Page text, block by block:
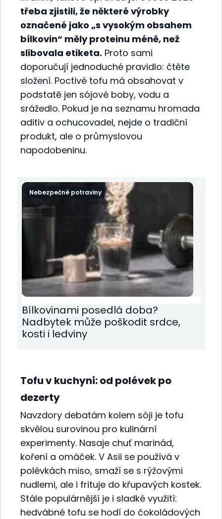
třeba zjistili, že některé výrobky
označené jako „s vysokým obsahem
bílkovin“ měly proteinu méně, než
slibovala etiketa. Proto sami
doporučují jednoduché pravidlo: čtěte
složení. Poctivé tofu má obsahovat v
podstatě jen sójové boby, vodu a
srážedlo. Pokud je na seznamu hromada
aditiv a ochucovadel, nejde o tradiční
produkt, ale o průmyslovou
napodobeninu.
Nebezpečné potraviny
Bílkovinami posedlá doba?
Nadbytek může poškodit srdce,
kosti i ledviny
Tofu v kuchyni: od polévek po
dezerty
Navzdory debatám kolem sóji je tofu
skvělou surovinou pro kulinární
experimenty. Nasaje chuť marinád,
koření a omáček. V Asii se používá v
polévkách miso, smaží se s rýžovými
nudlemi, ale i frituje do křupavých kostek.
Stále populárnější je i sladké využití:
hedvábné tofu se hodí do čokoládových